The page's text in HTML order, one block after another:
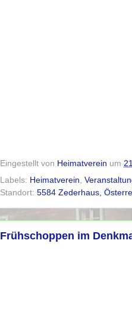
Eingestellt von Heimatverein um
Labels: Heimatverein
Standort: 5584 Zederhaus,
Frühschoppen im